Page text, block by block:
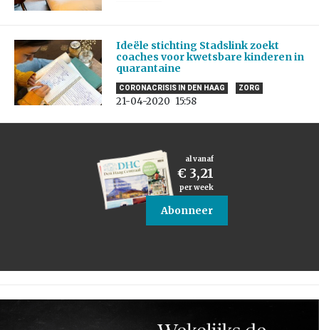
Ideële stichting Stadslink zoekt
coaches voor kwetsbare kinderen in
quarantaine
CORONACRISIS IN DEN HAAG ZORG
21-04-2020 15:58
al vanaf
€ 3,21
per week
Abonneer